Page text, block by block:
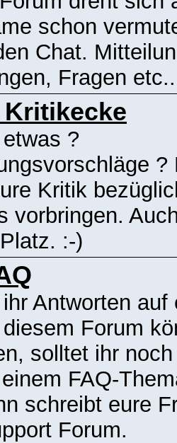
schon
Chat.
Fragen etc..
Kritikecke
?
?
Kritik
vorbringen.
:-)
Antworten auf
Forum
solltet ihr noch
FAQ-
schreibt eure
Forum.